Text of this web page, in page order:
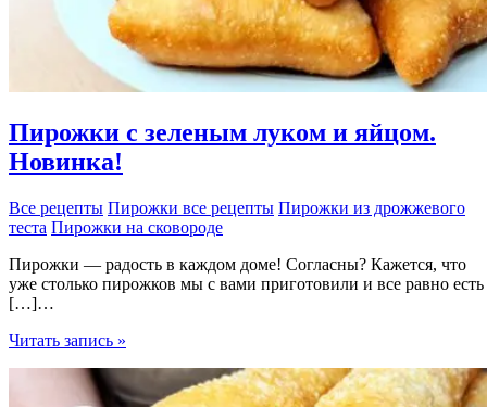
Пирожки с зеленым луком и яйцом.
Новинка!
Все рецепты Пирожки все рецепты Пирожки из дрожжевого
теста Пирожки на сковороде
Пирожки — радость в каждом доме! Согласны? Кажется, что
уже столько пирожков мы с вами приготовили и все равно есть
[…]…
Пирожки
Читать запись »